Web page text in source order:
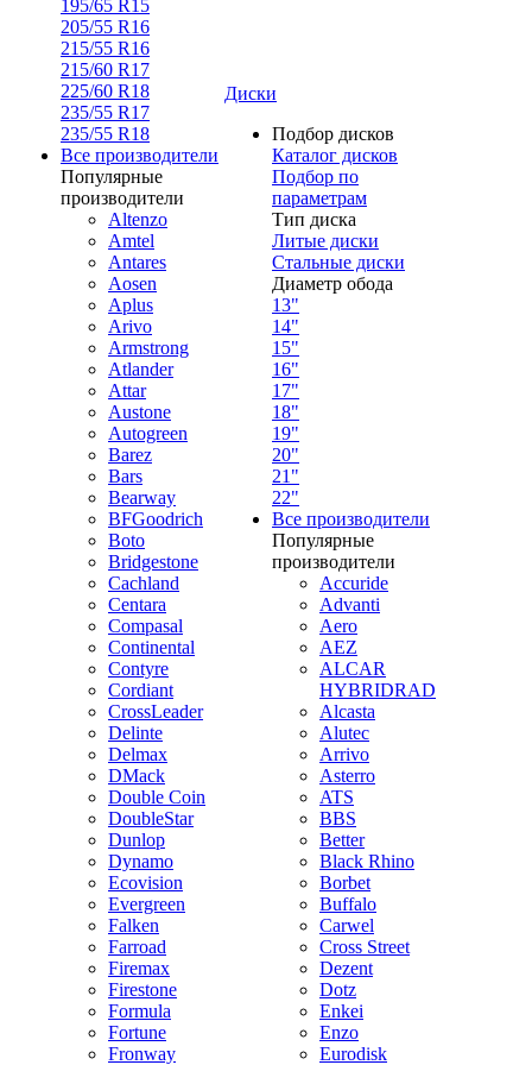
195/65 R15
205/55 R16
215/55 R16
215/60 R17
225/60 R18
235/55 R17
235/55 R18
Все производители
Популярные
производители
Altenzo
Amtel
Antares
Aosen
Aplus
Arivo
Armstrong
Atlander
Attar
Austone
Autogreen
Barez
Bars
Bearway
BFGoodrich
Boto
Bridgestone
Cachland
Centara
Compasal
Continental
Contyre
Cordiant
CrossLeader
Delinte
Delmax
DMack
Double Coin
DoubleStar
Dunlop
Dynamo
Ecovision
Evergreen
Falken
Farroad
Firemax
Firestone
Formula
Fortune
Fronway
Диски
Подбор дисков
Каталог дисков
Подбор по
параметрам
Тип диска
Литые диски
Стальные диски
Диаметр обода
13"
14"
15"
16"
17"
18"
19"
20"
21"
22"
Все производители
Популярные
производители
Accuride
Advanti
Aero
AEZ
ALCAR
HYBRIDRAD
Alcasta
Alutec
Arrivo
Asterro
ATS
BBS
Better
Black Rhino
Borbet
Buffalo
Carwel
Cross Street
Dezent
Dotz
Enkei
Enzo
Eurodisk